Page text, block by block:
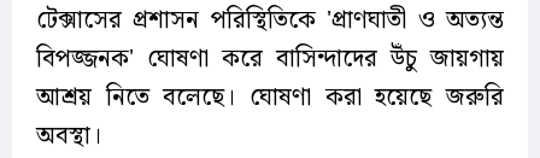
টেক্সাসের প্রশাসন পরিস্থিতিকে 'প্রাণঘাতী ও অত্যন্ত
বিপজ্জনক' ঘোষণা করে বাসিন্দাদের উঁচু জায়গায়
আশ্রয় নিতে বলেছে। ঘোষণা করা হয়েছে জরুরি
অবস্থা।